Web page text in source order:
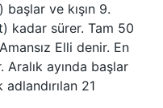
ve kışın 9.
kadar sürer. Tam 50
Elli denir. En
ayında başlar
21